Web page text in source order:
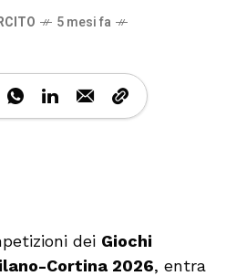
5 mesi fa
dei Giochi
Cortina 2026, entra